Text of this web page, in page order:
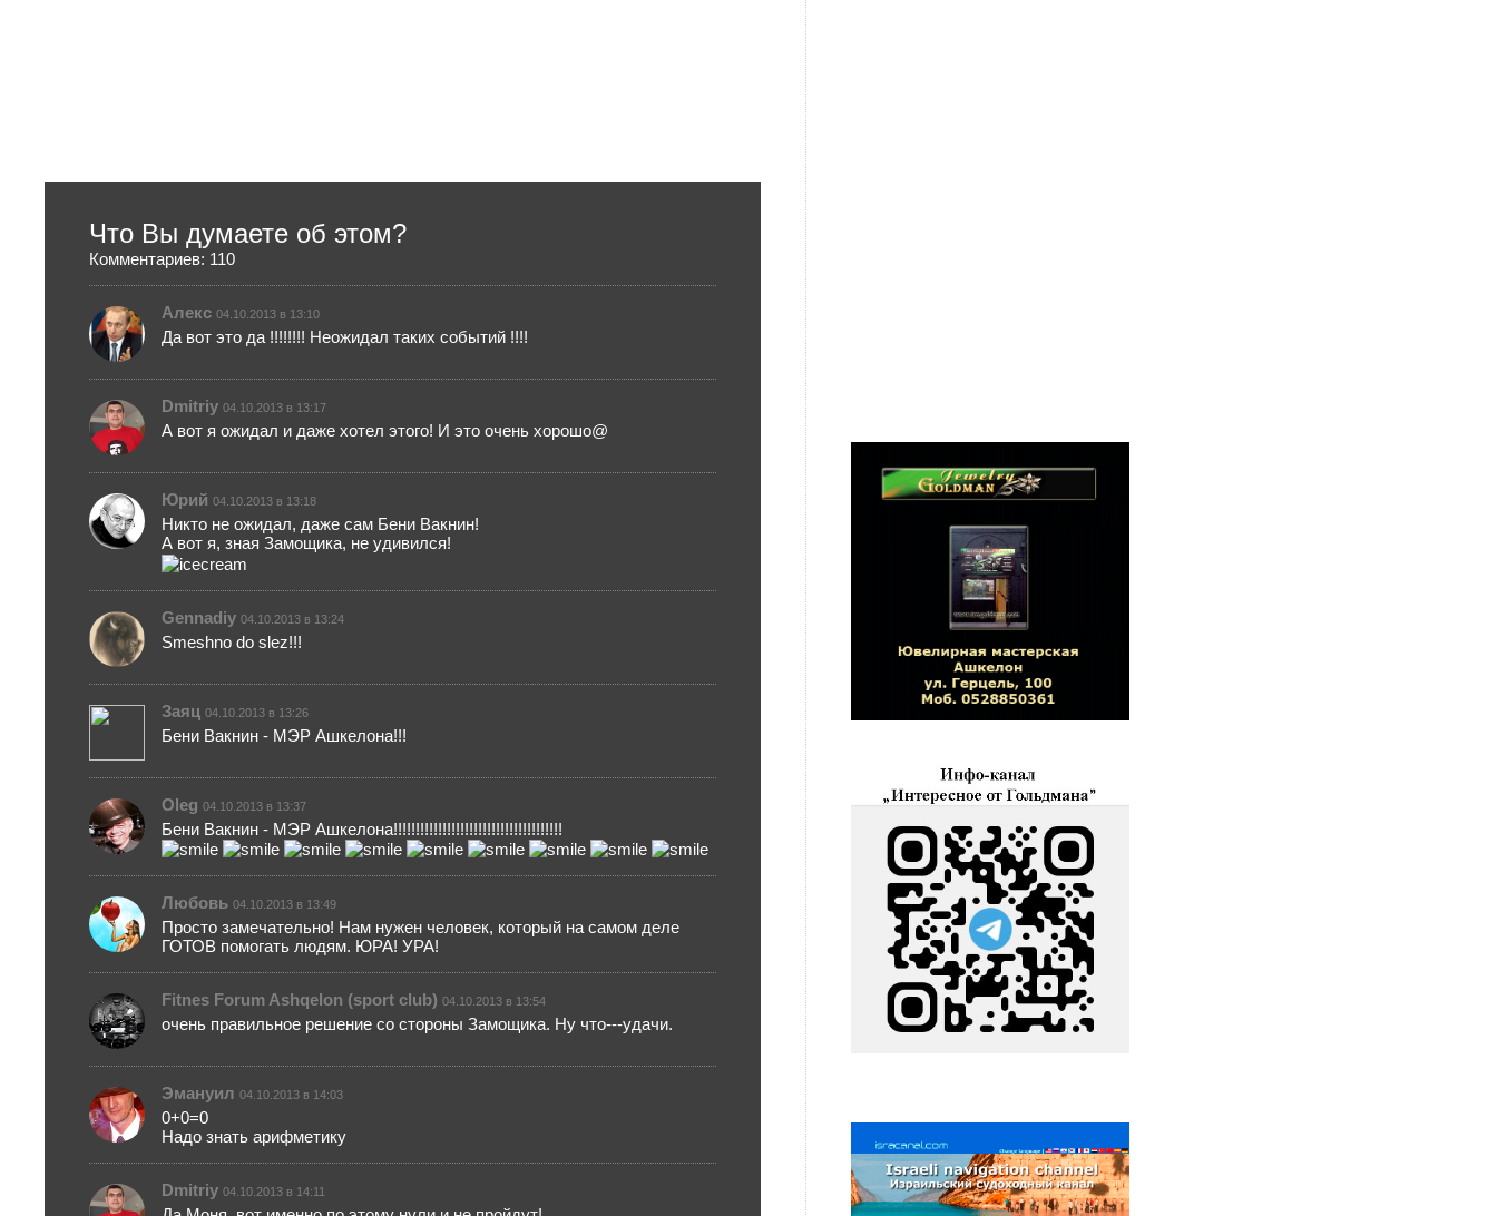
Что Вы думаете об этом?
Комментариев: 110
Алекс 04.10.2013 в 13:10
Да вот это да !!!!!!!! Неожидал таких событий !!!!
Dmitriy 04.10.2013 в 13:17
А вот я ожидал и даже хотел этого! И это очень хорошо@
Юрий 04.10.2013 в 13:18
Никто не ожидал, даже сам Бени Вакнин!
А вот я, зная Замощика, не удивился!
Gennadiy 04.10.2013 в 13:24
Smeshno do slez!!!
Заяц 04.10.2013 в 13:26
Бени Вакнин - МЭР Ашкелона!!!
Oleg 04.10.2013 в 13:37
Бени Вакнин - МЭР Ашкелона!!!!!!!!!!!!!!!!!!!!!!!!!!!!!!!!!!!!!!
Любовь 04.10.2013 в 13:49
Просто замечательно! Нам нужен человек, который на самом деле
ГОТОВ помогать людям. ЮРА! УРА!
Fitnes Forum Ashqelon (sport club) 04.10.2013 в 13:54
очень правильное решение со стороны Замощика. Ну что---удачи.
Эмануил 04.10.2013 в 14:03
0+0=0
Надо знать арифметику
Dmitriy 04.10.2013 в 14:11